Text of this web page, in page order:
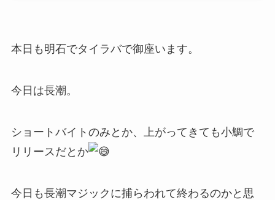
本日も明石でタイラバで御座います。
今日は長潮。
ショートバイトのみとか、上がってきても小鯛で
リリースだとか
今日も長潮マジックに捕らわれて終わるのかと思